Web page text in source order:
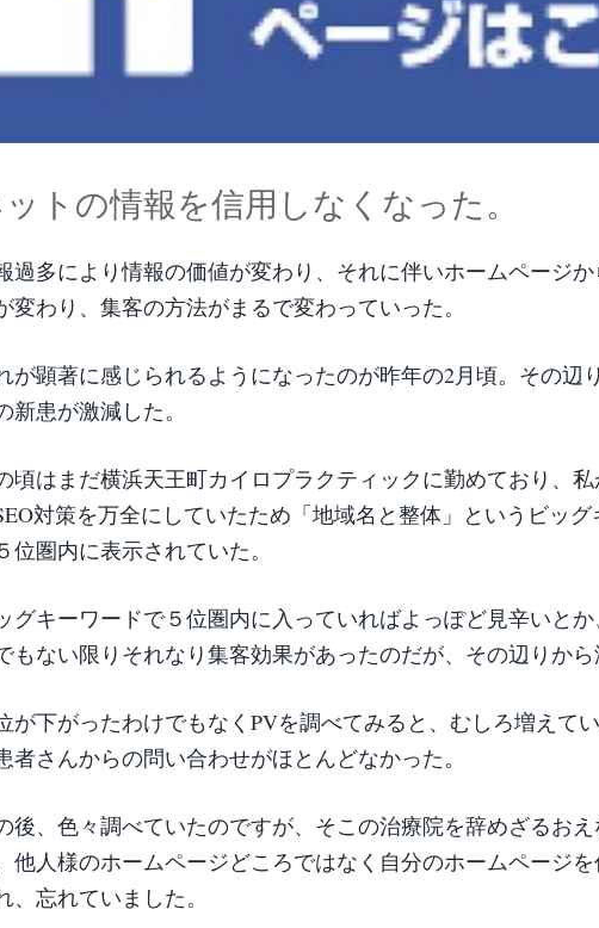
トの情報を信用しなくなった。
過多により情報の価値が変わり、それに伴いホームページ
変わり、集客の方法がまるで変わっていった。
が顕著に感じられるようになったのが昨年の2月頃。その辺
新患が激減した。
頃はまだ横浜天王町カイロプラクティックに勤めており、
対策を万全にしていたため「地域名と整体」というビッ
位圏内に表示されていた。
グキーワードで５位圏内に入っていればよっぽど見辛いと
もない限りそれなり集客効果があったのだが、その辺りから
が下がったわけでもなくPVを調べてみると、むしろ増えて
者さんからの問い合わせがほとんどなかった。
後、色々調べていたのですが、そこの治療院を辞めざるお
他人様のホームページどころではなく自分のホームページ
、忘れていました。